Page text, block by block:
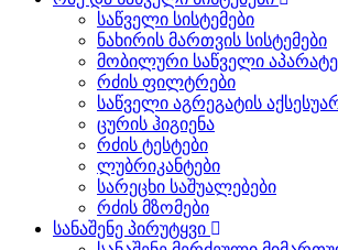
საწველი სისტემები
ნახირის მართვის სისტემები
მობილური საწველი
რძის ფილტრები
საწველი აგრეგატის
ცურის ჰიგიენა
რძის ტესტები
ლუბრიკანტები
სარეცხი საშუალებები
რძის მზომები
სანაშენე პირუტყვი